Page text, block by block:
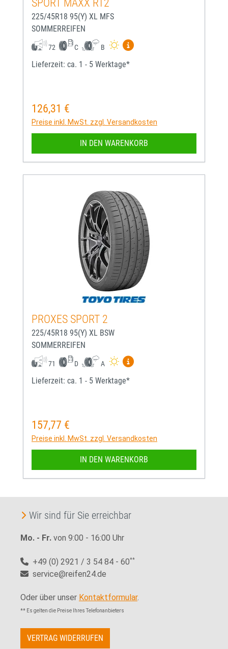
SPORT MAXX RT2
225/45R18 95(Y) XL MFS
SOMMERREIFEN
72 C B
Mehr Informationen zum
Lieferzeit: ca. 1 - 5 Werktage*
Regulärer Preis:
126,31 €
Preise inkl. MwSt. zzgl. Versandkosten
IN DEN WARENKORB
PROXES SPORT 2
225/45R18 95(Y) XL BSW
SOMMERREIFEN
71 D A
Mehr Informationen zum
Lieferzeit: ca. 1 - 5 Werktage*
Regulärer Preis:
157,77 €
Preise inkl. MwSt. zzgl. Versandkosten
IN DEN WARENKORB
Wir sind für Sie erreichbar
Mo. - Fr. von 9:00 - 16:00 Uhr
+49 (0) 2921 / 3 54 84 - 60**
service@reifen24.de
Oder über unser Kontaktformular.
** Es gelten die Preise Ihres Telefonanbieters
VERTRAG WIDERRUFEN